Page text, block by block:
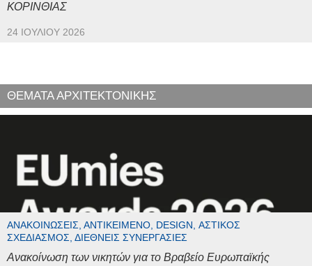
ΚΟΡΙΝΘΙΑΣ
24 ΙΟΥΛΊΟΥ 2026
ΘΕΜΑΤΑ ΑΡΧΙΤΕΚΤΟΝΙΚΗΣ
ΑΝΑΚΟΙΝΏΣΕΙΣ, ΑΝΤΙΚΕΊΜΕΝΟ, DESIGN, ΑΣΤΙΚΌΣ
ΣΧΕΔΙΑΣΜΌΣ, ΔΙΕΘΝΕΊΣ ΣΥΝΕΡΓΑΣΊΕΣ
Ανακοίνωση των νικητών για το Βραβείο Ευρωπαϊκής